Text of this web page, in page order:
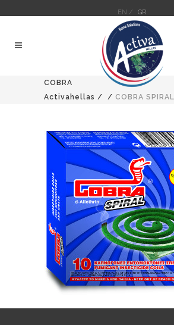
EN / GR
COBRA
Activahellas / / COBRA SPIRAL